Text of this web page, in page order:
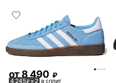
от8 490 ₽
4 245₽× 2 в сплит